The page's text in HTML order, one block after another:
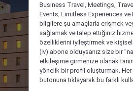
Business Travel, Meetings,
Events, Limitless Experiences
bilgilere şu amaçlarla erişmek
sağlamak ve talep ettiğiniz
özelliklerini iyileştirmek ve
(iv) abone olduysanız size bir
etkileşime girmenize olanak
yönelik bir profil oluşturmak.
butonuna tıklayarak bu farklı